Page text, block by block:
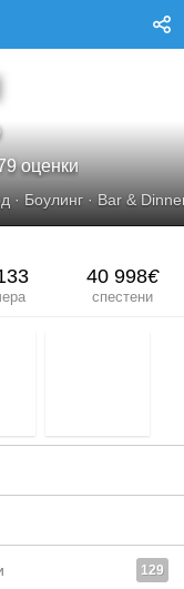
оценки
· Боулинг · Bar &
40 998€
спестени
129